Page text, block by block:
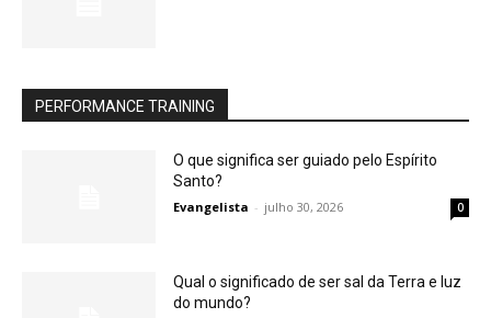
PERFORMANCE TRAINING
O que significa ser guiado pelo Espírito
Santo?
Evangelista - julho 30, 2026 0
Qual o significado de ser sal da Terra e luz
do mundo?